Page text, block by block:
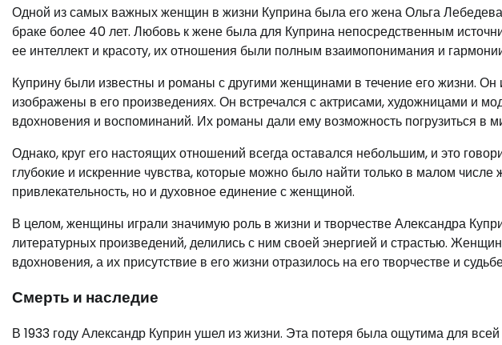
Одной из самых важных женщин в жизни Куприна была его жена Ольга
браке более 40 лет. Любовь к жене была для Куприна непосредственным
ее интеллект и красоту, их отношения были полным взаимопонимания и
Куприну были известны и романы с другими женщинами в течение его жизни.
изображены в его произведениях. Он встречался с актрисами, художницами и
вдохновения и воспоминаний. Их романы дали ему возможность погрузиться в
Однако, круг его настоящих отношений всегда оставался небольшим, и это
глубокие и искренние чувства, которые можно было найти только в малом
привлекательность, но и духовное единение с женщиной.
В целом, женщины играли значимую роль в жизни и творчестве Александра
литературных произведений, делились с ним своей энергией и страстью.
вдохновения, а их присутствие в его жизни отразилось на его творчестве и
Смерть и наследие
В 1933 году Александр Куприн ушел из жизни. Эта потеря была ощутима для